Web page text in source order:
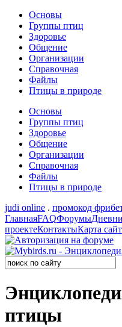
Основы
Группы птиц
Здоровье
Общение
Организации
Справочная
Файлы
Птицы в природе
Основы
Группы птиц
Здоровье
Общение
Организации
Справочная
Файлы
Птицы в природе
judi online . промокод
ГлавнаяFAQФорумы
проектеКонтактыКарта
птицы